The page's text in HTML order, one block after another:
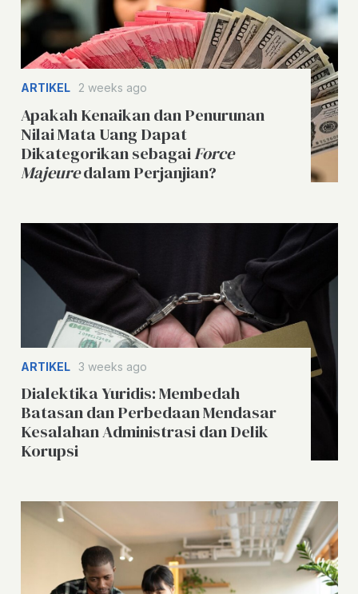
ARTIKEL 2 weeks ago
Apakah Kenaikan dan Penurunan
Nilai Mata Uang Dapat
Dikategorikan sebagaiForce
Majeuredalam Perjanjian?
ARTIKEL 3 weeks ago
Dialektika Yuridis: Membedah
Batasan dan Perbedaan Mendasar
Kesalahan Administrasi dan Delik
Korupsi